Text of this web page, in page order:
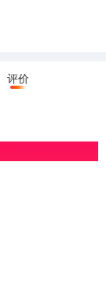
评价